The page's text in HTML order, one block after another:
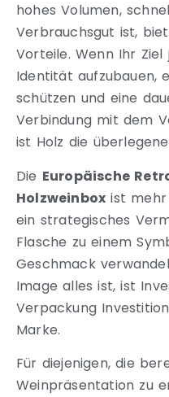
hohes Volumen,
Verbrauchsgut ist,
Vorteile. Wenn Ihr
Identität aufzubauen,
schützen und eine
Verbindung mit dem
ist Holz die
Die Europäische
Holzweinbox ist mehr
ein strategisches
Flasche zu einem
Geschmack
Image alles ist, ist
Verpackung
Marke.
Für diejenigen, die
Weinpräsentation zu